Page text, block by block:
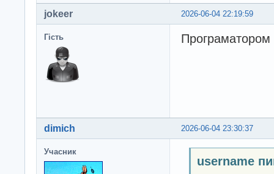
2026-06-04 22:19:59
jokeer
Гість
2026-06-04 23:30:37
dimich
Учасник
username